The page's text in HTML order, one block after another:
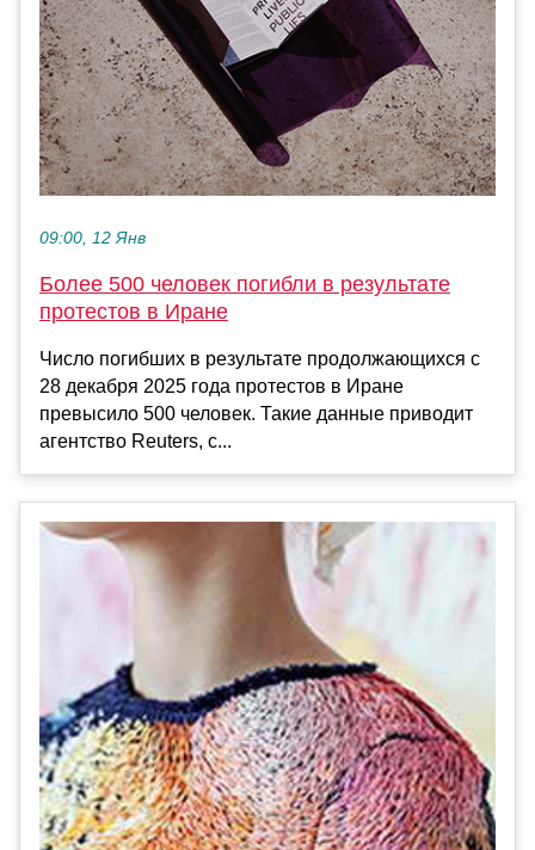
09:00, 12 Янв
Более 500 человек погибли в результате
протестов в Иране
Число погибших в результате продолжающихся с
28 декабря 2025 года протестов в Иране
превысило 500 человек. Такие данные приводит
агентство Reuters, с...